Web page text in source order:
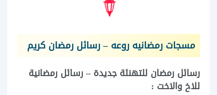
مسجات رمضانيه روعه – رسائل رمضان كريم
رسائل رمضان للتهنئة جديدة – رسائل رمضانية
للاخ والاخت :